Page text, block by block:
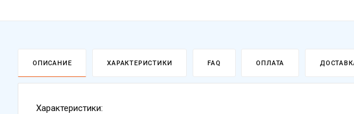
ОПИСАНИЕ ХАРАКТЕРИСТИКИ FAQ ОПЛАТА
Характеристики: